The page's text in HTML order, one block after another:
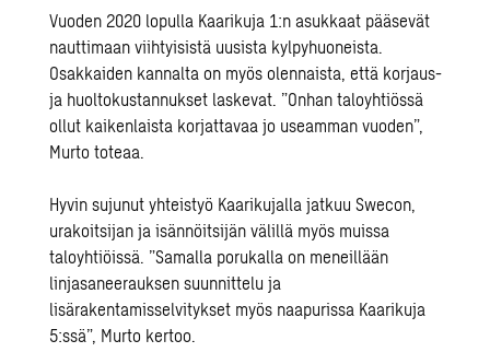
Vuoden 2020 lopulla Kaarikuja 1:n asukkaat pääsevät
nauttimaan viihtyisistä uusista kylpyhuoneista.
Osakkaiden kannalta on myös olennaista, että korjaus-
ja huoltokustannukset laskevat. ”Onhan taloyhtiössä
ollut kaikenlaista korjattavaa jo useamman vuoden”,
Murto toteaa.
Hyvin sujunut yhteistyö Kaarikujalla jatkuu Swecon,
urakoitsijan ja isännöitsijän välillä myös muissa
taloyhtiöissä. ”Samalla porukalla on meneillään
linjasaneerauksen suunnittelu ja
lisärakentamisselvitykset myös naapurissa Kaarikuja
5:ssä”, Murto kertoo.